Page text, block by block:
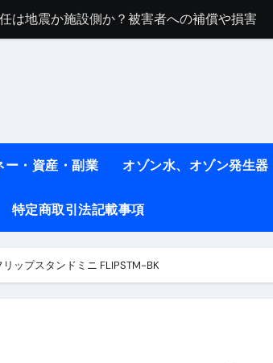
は地震か施設側か？被害者への補償や損害賠
はコレ！ #医療ダイエット
#shots
せ本当に効果ある？ #エクササイズ
動なしで2ヶ月で10kg減量した、私の痩せる
ー・資産・副業 オゾン水、オゾン発生器
特定商取引法記載事項
ップスタンドミニ FLIPSTM-BK